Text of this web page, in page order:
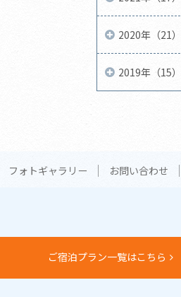
2020年（21）
2019年（15）
フォトギャラリー お問い合わせ
ご宿泊プラン一覧はこちら